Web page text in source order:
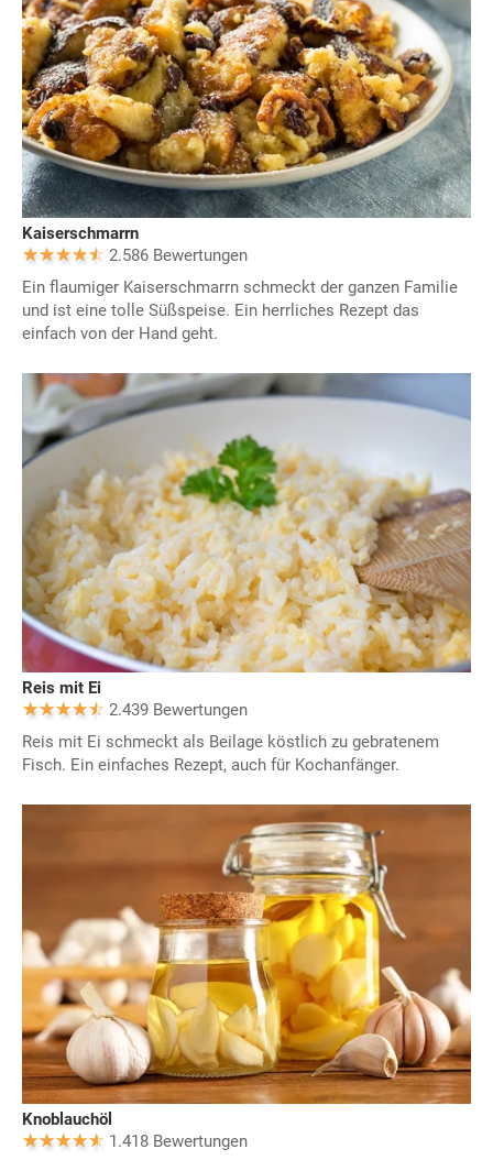
Kaiserschmarrn
2.586 Bewertungen
Ein flaumiger Kaiserschmarrn schmeckt der ganzen Familie
und ist eine tolle Süßspeise. Ein herrliches Rezept das
einfach von der Hand geht.
Reis mit Ei
2.439 Bewertungen
Reis mit Ei schmeckt als Beilage köstlich zu gebratenem
Fisch. Ein einfaches Rezept, auch für Kochanfänger.
Knoblauchöl
1.418 Bewertungen